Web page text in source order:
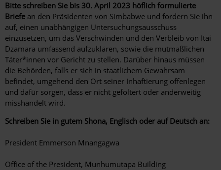
Bitte schreiben Sie bis 30. April 2023 höflich formulierte
Briefe an den Präsidenten von Simbabwe und fordern Sie ihn
auf, einen unabhängigen Untersuchungsausschuss
einzusetzen, um das Verschwinden und den Verbleib von Itai
Dzamara umfassend aufzuklären, sowie die mutmaßlichen
Täter*innen vor Gericht zu stellen. Darüber hinaus müssen
die Behörden, falls er sich in staatlichem Gewahrsam
befindet, umgehend den Ort seiner Inhaftierung offenlegen
und dafür sorgen, dass er nicht gefoltert oder anderweitig
misshandelt wird.
Schreiben Sie in gutem Shona, Englisch oder auf Deutsch an:
President Emmerson Mnangagwa
Office of the President, Munhumutapa Building